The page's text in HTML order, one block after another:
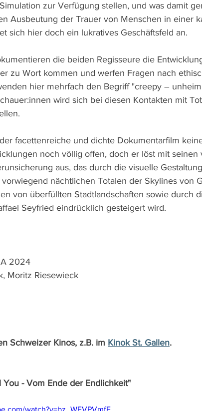
zur Verfügung stellen, und was damit
Ausbeutung der Trauer von Menschen in einer
sich hier doch ein lukratives Geschäftsfeld an.
die beiden Regisseure die
zu Wort kommen und werfen Fragen nach
hier mehrfach den Begriff "creepy –
wird sich bei diesen Kontakten mit
facettenreiche und dichte Dokumentarfilm
noch völlig offen, doch er löst mit seinen
aus, das durch die visuelle
nächtlichen Totalen der Skylines von
von überfüllten Stadtlandschaften sowie durch
Seyfried eindrücklich gesteigert wird.
2024
Moritz Riesewieck
Schweizer Kinos, z.B. im Kinok St. Gallen.
You - Vom Ende der Endlichkeit"
watch?v=bz_WEVPVmfE